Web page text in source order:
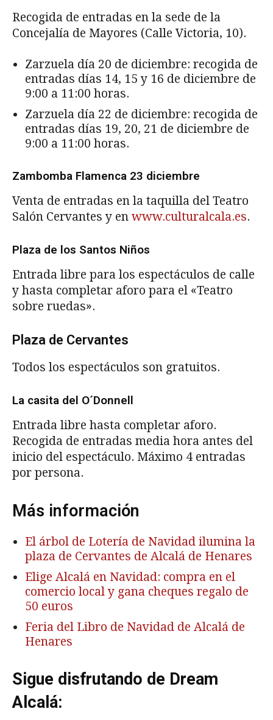
Recogida de entradas en la sede de la
Concejalía de Mayores (Calle Victoria, 10).
Zarzuela día 20 de diciembre: recogida de
entradas días 14, 15 y 16 de diciembre de
9:00 a 11:00 horas.
Zarzuela día 22 de diciembre: recogida de
entradas días 19, 20, 21 de diciembre de
9:00 a 11:00 horas.
Zambomba Flamenca 23 diciembre
Venta de entradas en la taquilla del Teatro
Salón Cervantes y en www.culturalcala.es.
Plaza de los Santos Niños
Entrada libre para los espectáculos de calle
y hasta completar aforo para el «Teatro
sobre ruedas».
Plaza de Cervantes
Todos los espectáculos son gratuitos.
La casita del O´Donnell
Entrada libre hasta completar aforo.
Recogida de entradas media hora antes del
inicio del espectáculo. Máximo 4 entradas
por persona.
Más información
El árbol de Lotería de Navidad ilumina la
plaza de Cervantes de Alcalá de Henares
Elige Alcalá en Navidad: compra en el
comercio local y gana cheques regalo de
50 euros
Feria del Libro de Navidad de Alcalá de
Henares
Sigue disfrutando de Dream
Alcalá: